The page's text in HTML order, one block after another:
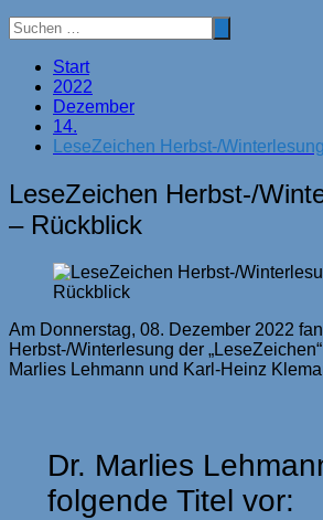
Start
2022
Dezember
14.
LeseZeichen Herbst-/
LeseZeichen Herbst-/
– Rückblick
Am Donnerstag, 08. Dezember 2022
Herbst-/Winterlesung der
Marlies Lehmann und Karl-Heinz
Dr. Marlies
folgende Titel vor: